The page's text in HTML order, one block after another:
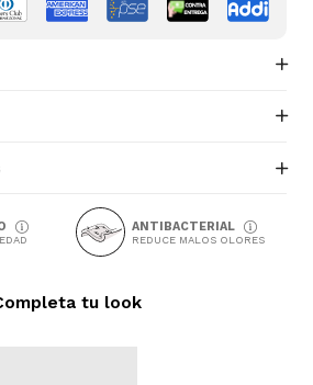
ANTIBACTERIAL
REDUCE MALOS OLORES
tu look